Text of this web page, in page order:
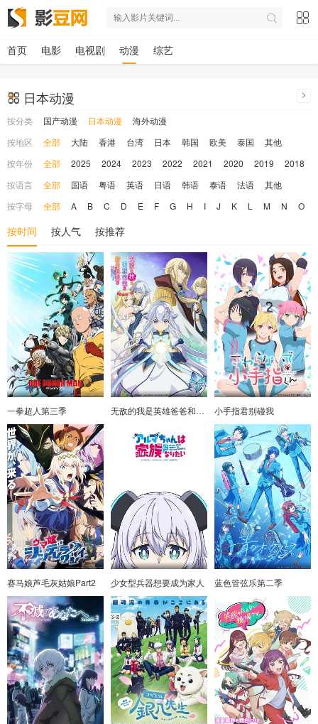
首页 电影 电视剧 动漫 综艺
日本动漫
按分类 国产动漫 日本动漫
海外动漫
按地区
全部 大陆 香港 台湾 日本 韩国 欧美 泰国
其他
按年份
全部 2025 2024 2023 2022 2021 2020 2019 2018
按语言
全部 国语 粤语 英语 日语 韩语 泰语 法语
其他
按字母
全部 A B C D E F G H I J K L M N O
按时间 按人气 按推荐
一拳超人第三季 无敌的我是英雄爸爸和精灵妈妈的女儿 小手指君别碰我
赛马娘芦毛灰姑娘Part2 少女型兵器想要成为家人 蓝色管弦乐第二季